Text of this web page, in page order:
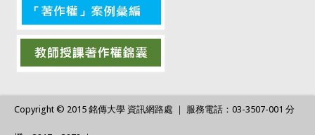
Copyright © 2015 銘傳大學 資訊網路處 ｜ 服務電話：03-3507-001 分